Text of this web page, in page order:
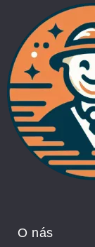
O nás